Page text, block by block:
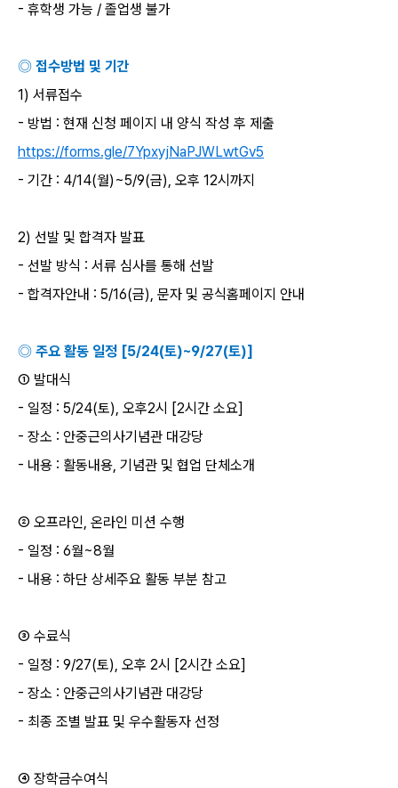
- 휴학생 가능 / 졸업생 불가
◎ 접수방법 및 기간
1) 서류접수
- 방법 : 현재 신청 페이지 내 양식 작성 후 제출
https://forms.gle/7YpxyjNaPJWLwtGv5
- 기간 : 4/14(월)~5/9(금), 오후 12시까지
2) 선발 및 합격자 발표
- 선발 방식 : 서류 심사를 통해 선발
- 합격자안내 : 5/16(금), 문자 및 공식홈페이지 안내
◎ 주요 활동 일정 [5/24(토)~9/27(토)]
① 발대식
- 일정 : 5/24(토), 오후2시 [2시간 소요]
- 장소 : 안중근의사기념관 대강당
- 내용 : 활동내용, 기념관 및 협업 단체소개
② 오프라인, 온라인 미션 수행
- 일정 : 6월~8월
- 내용 : 하단 상세주요 활동 부분 참고
③ 수료식
- 일정 : 9/27(토), 오후 2시 [2시간 소요]
- 장소 : 안중근의사기념관 대강당
- 최종 조별 발표 및 우수활동자 선정
④ 장학금수여식